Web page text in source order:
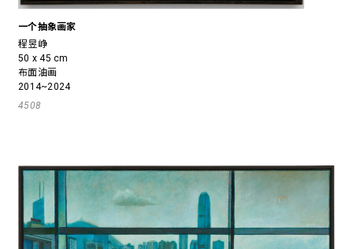
一个抽象画家
程昱峥
50 x 45 cm
布面油画
2014~2024
4508